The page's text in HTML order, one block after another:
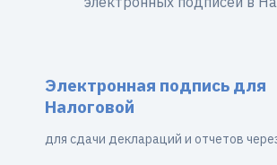
Электронная подпись для
Налоговой
для сдачи деклараций и отчетов